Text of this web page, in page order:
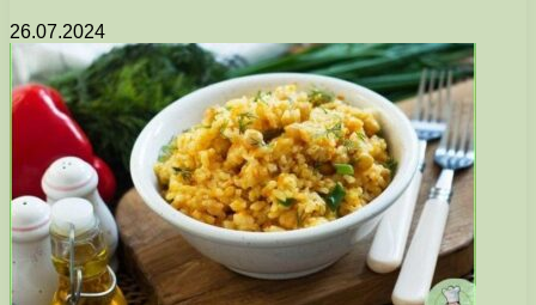
26.07.2024